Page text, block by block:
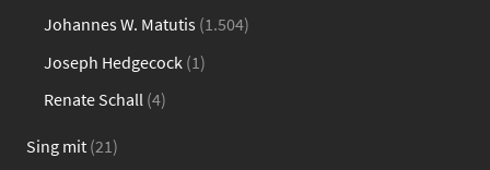
Johannes W. Matutis (1.504)
Joseph Hedgecock (1)
Renate Schall (4)
Sing mit (21)